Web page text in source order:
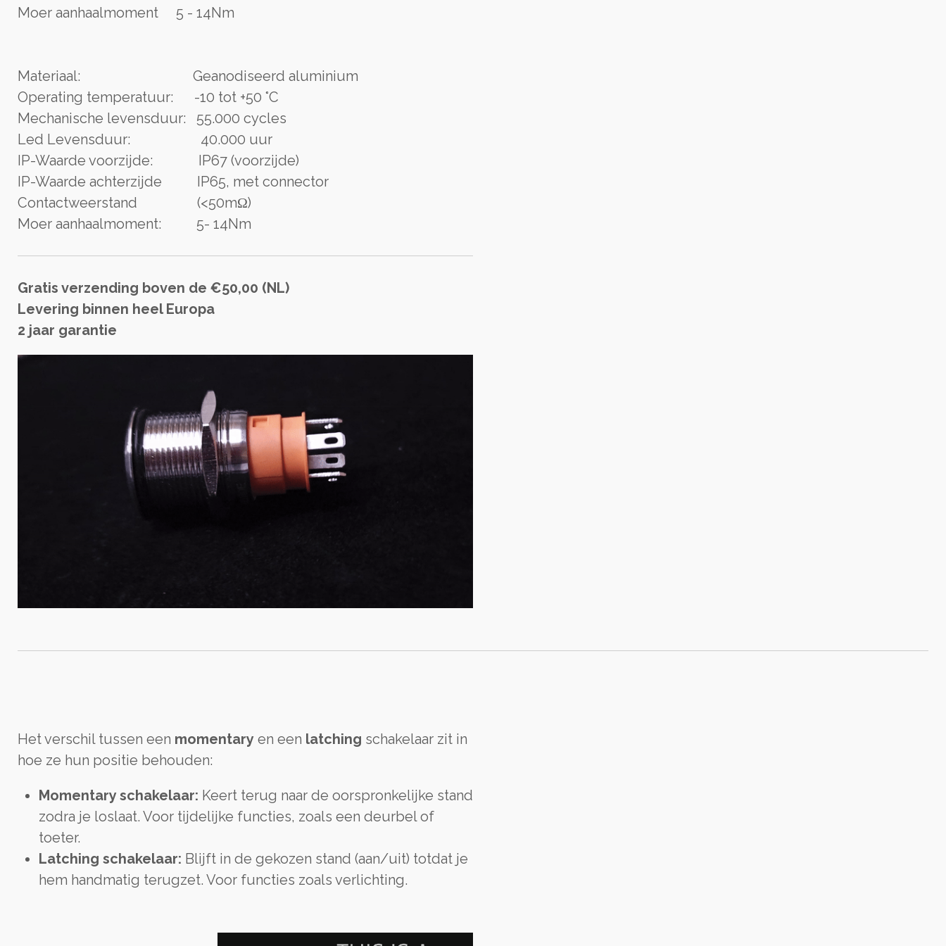
Moer aanhaalmoment 5 - 14Nm
Materiaal: Geanodiseerd aluminium
Operating temperatuur: -10 tot +50 °C
Mechanische levensduur: 55.000 cycles
Led Levensduur: 40.000 uur
IP-Waarde voorzijde: IP67 (voorzijde)
IP-Waarde achterzijde IP65, met connector
Contactweerstand (<50mΩ)
Moer aanhaalmoment: 5- 14Nm
Gratis verzending boven de €50,00 (NL)
Levering binnen heel Europa
2 jaar garantie
Het verschil tussen een momentary en een latching schakelaar zit in
hoe ze hun positie behouden:
Momentary schakelaar: Keert terug naar de oorspronkelijke stand
zodra je loslaat. Voor tijdelijke functies, zoals een deurbel of
toeter.
Latching schakelaar: Blijft in de gekozen stand (aan/uit) totdat je
hem handmatig terugzet. Voor functies zoals verlichting.